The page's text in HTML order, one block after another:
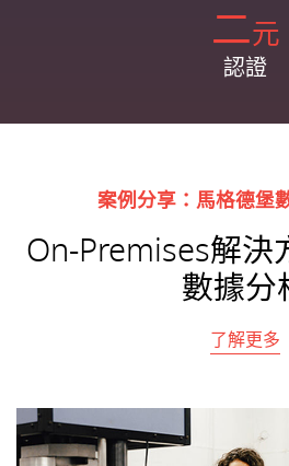
二元
認證
案例分享：馬格德堡
On-Premises解決
數據分
了解更多